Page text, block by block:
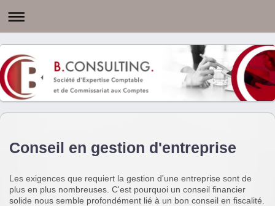
Conseil en gestion d'entreprise
Les exigences que requiert la gestion d'une entreprise sont de
plus en plus nombreuses. C'est pourquoi un conseil financier
solide nous semble profondément lié à un bon conseil en fiscalité.